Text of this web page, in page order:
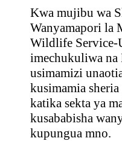
Kwa mujibu wa
Wanyamapori la
Wildlife Service-
imechukuliwa na
usimamizi
kusimamia
katika sekta ya
kusababisha
kupungua mno.